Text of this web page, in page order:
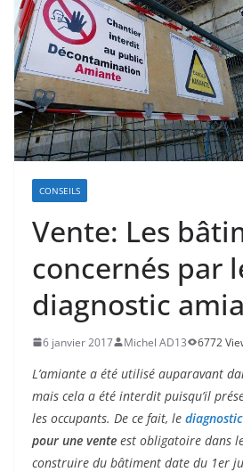
CONSEILS
Vente: Les
concernés par
diagnostic
6 janvier 2017 Michel AD13 6772
L’amiante a été utilisé auparavant
mais cela a été interdit puisqu’il
les occupants. De ce fait, le
pour une vente est obligatoire dans
construire du bâtiment date du 1er